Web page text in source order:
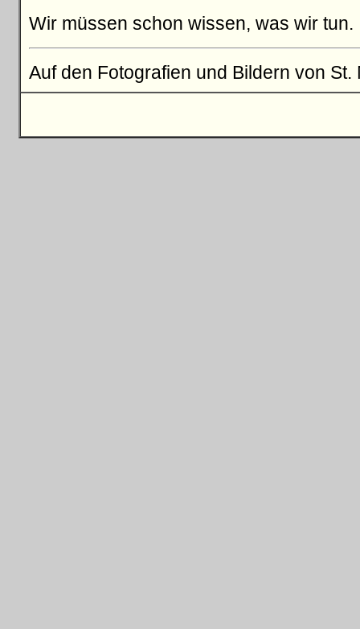
Wir müssen schon wissen, was wir tun.
Auf den Fotografien und Bildern von